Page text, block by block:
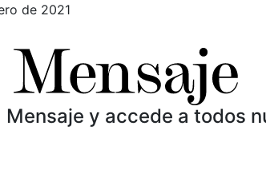
de 2021
Mensaje y accede a todos